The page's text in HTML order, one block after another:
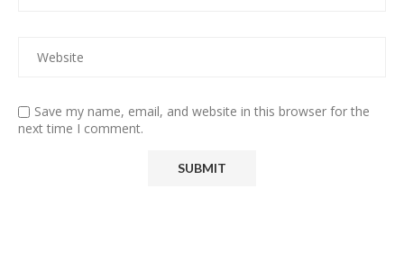
Save my name, email, and website in this browser for the
next time I comment.